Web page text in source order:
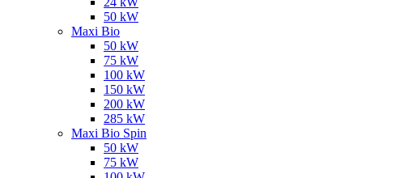
50 kW
Maxi Bio
50 kW
75 kW
100 kW
150 kW
200 kW
285 kW
Maxi Bio Spin
50 kW
75 kW